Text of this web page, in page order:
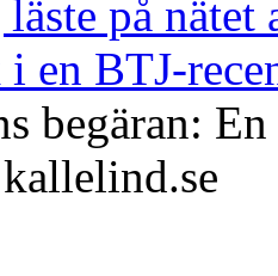
på nätet
en BTJ-
begäran: